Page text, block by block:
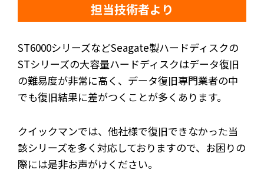
担当技術者より
ST6000シリーズなどSeagate製ハードディスクの
STシリーズの大容量ハードディスクはデータ復旧
の難易度が非常に高く、データ復旧専門業者の中
でも復旧結果に差がつくことが多くあります。
クイックマンでは、他社様で復旧できなかった当
該シリーズを多く対応しておりますので、お困りの
際には是非お声がけください。